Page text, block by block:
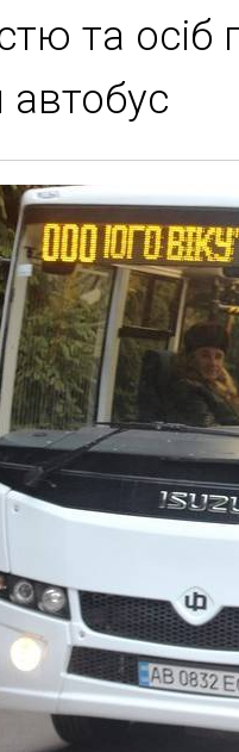
та
автобус